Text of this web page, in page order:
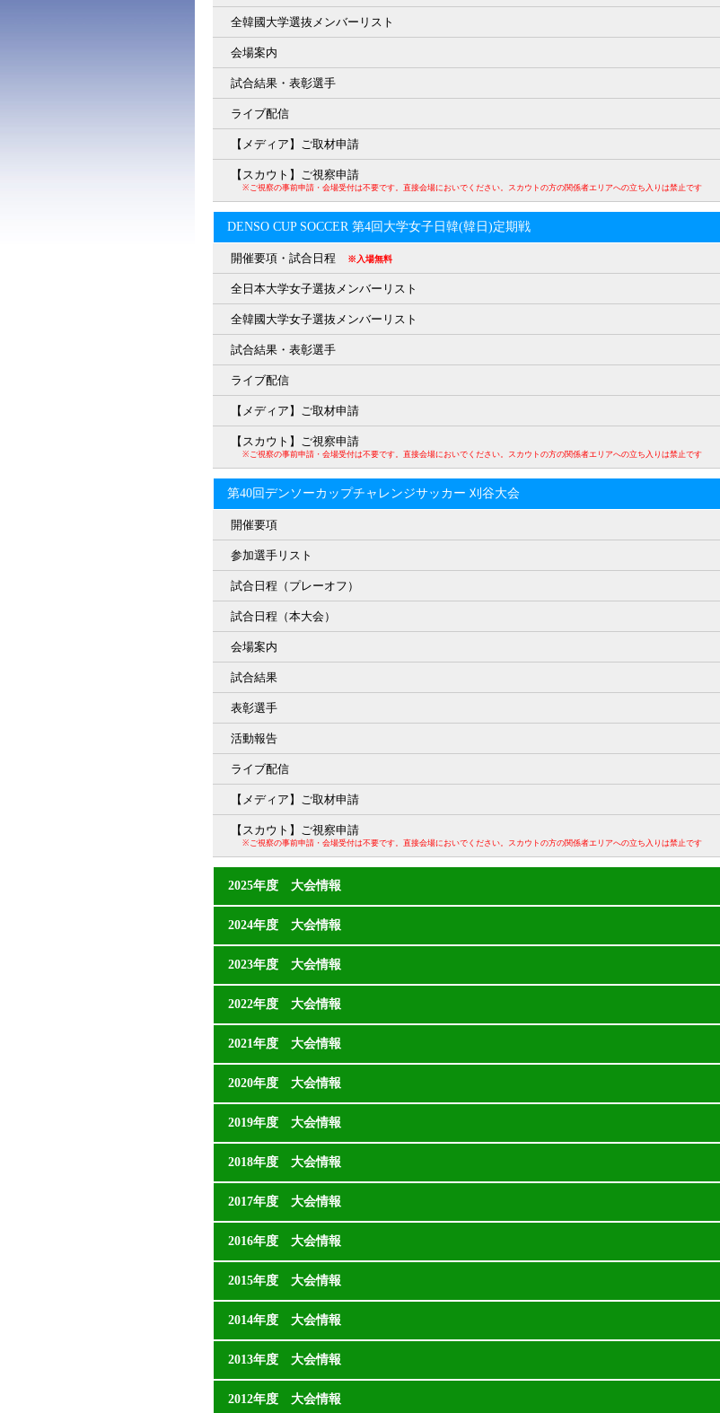
全韓國大学選抜メンバーリスト
会場案内
試合結果・表彰選手
ライブ配信
【メディア】ご取材申請
【スカウト】ご視察申請
※ご視察の事前申請・会場受付は不要です。直接会場においでください。スカウトの方の関係者エリアへの立ち入りは禁止です
DENSO CUP SOCCER 第4回大学女子日韓(韓日)定期戦
開催要項・試合日程 ※入場無料
全日本大学女子選抜メンバーリスト
全韓國大学女子選抜メンバーリスト
試合結果・表彰選手
ライブ配信
【メディア】ご取材申請
【スカウト】ご視察申請
※ご視察の事前申請・会場受付は不要です。直接会場においでください。スカウトの方の関係者エリアへの立ち入りは禁止です
第40回デンソーカップチャレンジサッカー 刈谷大会
開催要項
参加選手リスト
試合日程（プレーオフ）
試合日程（本大会）
会場案内
試合結果
表彰選手
活動報告
ライブ配信
【メディア】ご取材申請
【スカウト】ご視察申請
※ご視察の事前申請・会場受付は不要です。直接会場においでください。スカウトの方の関係者エリアへの立ち入りは禁止です
2025年度 大会情報
2024年度 大会情報
2023年度 大会情報
2022年度 大会情報
2021年度 大会情報
2020年度 大会情報
2019年度 大会情報
2018年度 大会情報
2017年度 大会情報
2016年度 大会情報
2015年度 大会情報
2014年度 大会情報
2013年度 大会情報
2012年度 大会情報